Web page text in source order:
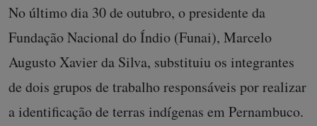
No último dia 30 de outubro, o presidente da
Fundação Nacional do Índio (Funai), Marcelo
Augusto Xavier da Silva, substituiu os integrantes
de dois grupos de trabalho responsáveis por realizar
a identificação de terras indígenas em Pernambuco.